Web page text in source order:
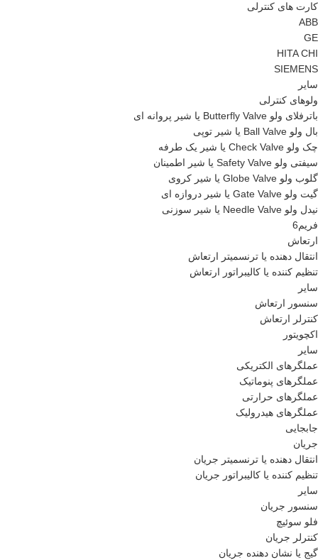
کارت های کنترلی
ABB
GE
HITA CHI
SIEMENS
سایر
ولوهای کنترلی
باترفلای ولو Butterfly Valve یا شیر پروانه ای
بال ولو Ball Valve یا شیر توپی
چک ولو Check Valve یا شیر یک طرفه
سیفتی ولو Safety Valve یا شیر اطمینان
گلوب ولو Globe Valve یا شیر کروی
گیت ولو Gate Valve یا شیر دروازه ای
نیدل ولو Needle Valve یا شیر سوزنی
فریم6
ارتعاش
انتقال دهنده یا ترنسمیتر ارتعاش
تنظیم کننده یا کالیبراتور ارتعاش
سایر
سنسور ارتعاش
کنترلر ارتعاش
اکچویتور
سایر
عملگرهای الکتریکی
عملگرهای پنوماتیک
عملگرهای حرارتی
عملگرهای هیدرولیک
جابجایی
جریان
انتقال دهنده یا ترنسمیتر جریان
تنظیم کننده یا کالیبراتور جریان
سایر
سنسور جریان
فلو سوئیچ
کنترلر جریان
گیج یا نشان دهنده جریان